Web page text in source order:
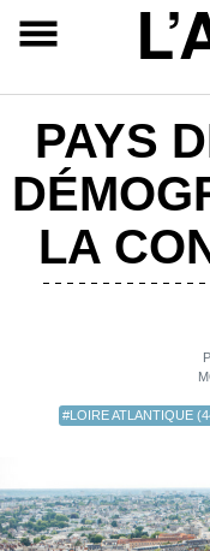
PAYS
LA
#LOIRE ATLANTIQUE